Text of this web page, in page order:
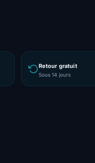
Retour gratuit
Sous 14 jours